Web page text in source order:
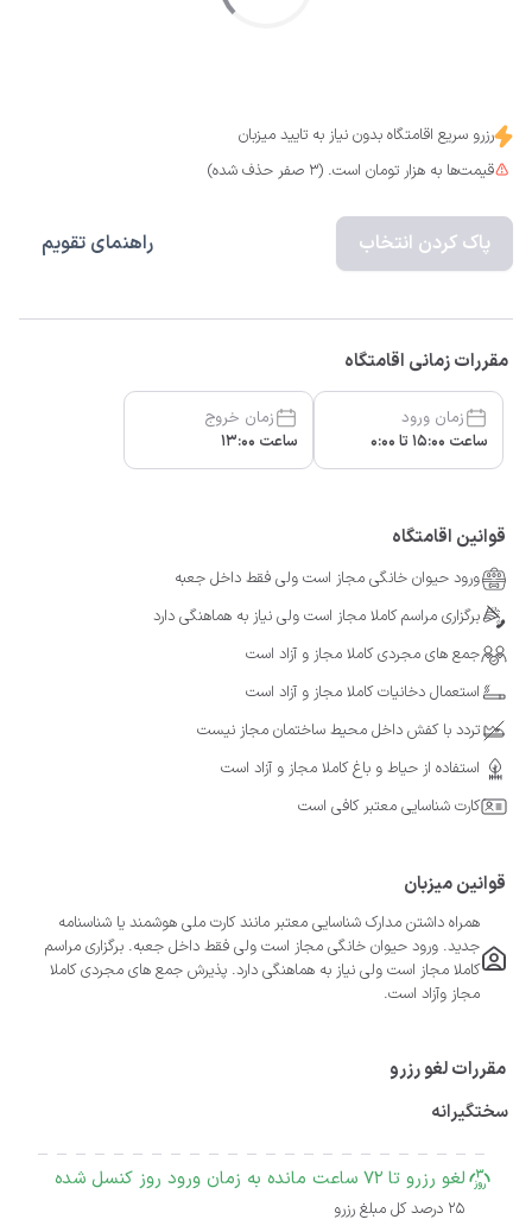
رزرو سریع اقامتگاه بدون نیاز به تایید میزبان
قیمت‌ها به هزار تومان است. (3 صفر حذف شده)
پاک کردن انتخاب راهنمای تقویم
مقررات زمانی اقامتگاه
زمان ورود
ساعت 15:00 تا 0:00
زمان خروج
ساعت 13:00
قوانین اقامتگاه
ورود حیوان خانگی مجاز است ولی فقط داخل جعبه
برگزاری مراسم کاملا مجاز است ولی نیاز به هماهنگی دارد
جمع های مجردی کاملا مجاز و آزاد است
استعمال دخانیات کاملا مجاز و آزاد است
تردد با کفش داخل محیط ساختمان مجاز نیست
استفاده از حیاط و باغ کاملا مجاز و آزاد است
کارت شناسایی معتبر کافی است
قوانین میزبان
همراه داشتن مدارک شناسایی معتبر مانند کارت ملی هوشمند یا شناسنامه
جدید. ورود حیوان خانگی مجاز است ولی فقط داخل جعبه. برگزاری مراسم
کاملا مجاز است ولی نیاز به هماهنگی دارد. پذیرش جمع های مجردی کاملا
مجاز وآزاد است.
مقررات لغو رزرو
سختگیرانه
لغو رزرو تا 72 ساعت مانده به زمان ورود روز کنسل شده
25 درصد کل مبلغ رزرو